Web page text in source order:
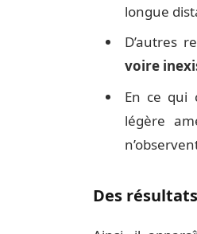
longue
D’autres
voire
En ce qui
légère
Des